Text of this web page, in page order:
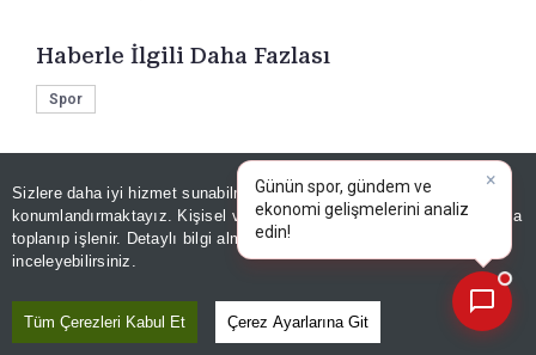
Sizlere daha iyi hizmet sunabilmek adına sitemizdeçerez
konumlandırmaktayız. Kişisel verileriniz, KVKK ve GDPR kapsamında
toplanıp işlenir. Detaylı bilgi almak için
inceleyebilirsiniz.
Tüm Çerezleri Kabul Et Çerez Ayarlarına Git
Haberle İlgili Daha Fazlası
Spor
Bizi Takip Edin
Bugünkü yaz